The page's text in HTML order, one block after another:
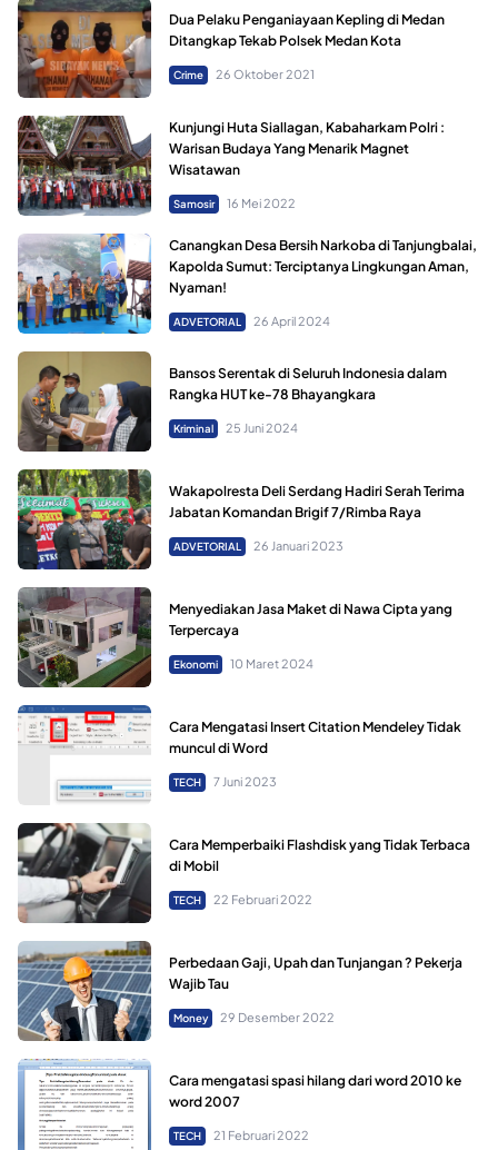
Dua Pelaku Penganiayaan Kepling di Medan
Ditangkap Tekab Polsek Medan Kota
Crime 26 Oktober 2021
Kunjungi Huta Siallagan, Kabaharkam Polri :
Warisan Budaya Yang Menarik Magnet
Wisatawan
Samosir 16 Mei 2022
Canangkan Desa Bersih Narkoba di Tanjungbalai,
Kapolda Sumut: Terciptanya Lingkungan Aman,
Nyaman!
ADVETORIAL 26 April 2024
Bansos Serentak di Seluruh Indonesia dalam
Rangka HUT ke-78 Bhayangkara
Kriminal 25 Juni 2024
Wakapolresta Deli Serdang Hadiri Serah Terima
Jabatan Komandan Brigif 7/Rimba Raya
ADVETORIAL 26 Januari 2023
Menyediakan Jasa Maket di Nawa Cipta yang
Terpercaya
Ekonomi 10 Maret 2024
Cara Mengatasi Insert Citation Mendeley Tidak
muncul di Word
TECH 7 Juni 2023
Cara Memperbaiki Flashdisk yang Tidak Terbaca
di Mobil
TECH 22 Februari 2022
Perbedaan Gaji, Upah dan Tunjangan ? Pekerja
Wajib Tau
Money 29 Desember 2022
Cara mengatasi spasi hilang dari word 2010 ke
word 2007
TECH 21 Februari 2022